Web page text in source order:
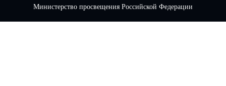
Министерство просвещения Российской Федерации